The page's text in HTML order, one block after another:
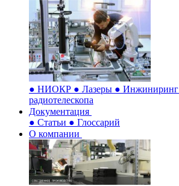
● НИОКР ● Лазеры ● Инжиниринг
радиотелескопа
Документация
● Статьи ● Глоссарий
О компании